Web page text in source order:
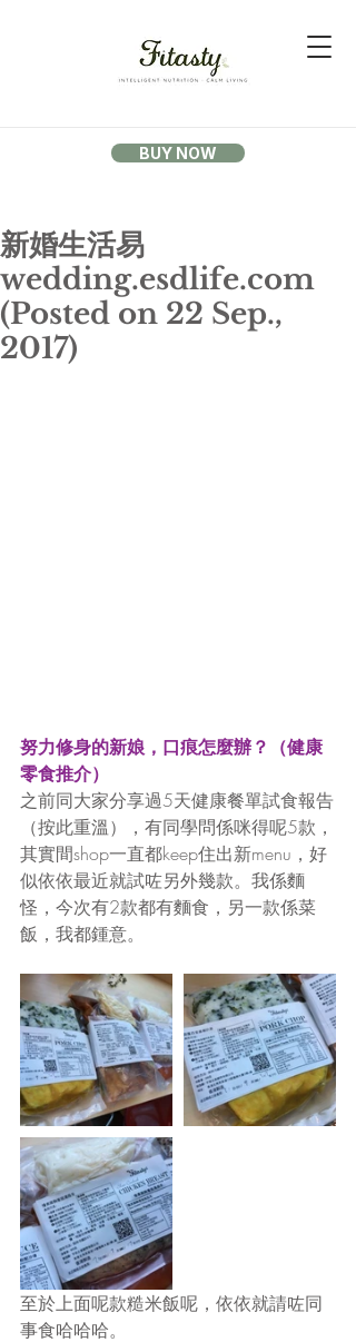
BUY NOW
新婚生活易
wedding.esdlife.com
(Posted on 22 Sep.,
2017)
努力修身的新娘，口痕怎麼辦？（健康
零食推介）
之前同大家分享過5天健康餐單試食報告
（按此重溫），有同學問係咪得呢5款，
其實間shop一直都keep住出新menu，好
似依依最近就試咗另外幾款。我係麵
怪，今次有2款都有麵食，另一款係菜
飯，我都鍾意。
至於上面呢款糙米飯呢，依依就請咗同
事食哈哈哈。